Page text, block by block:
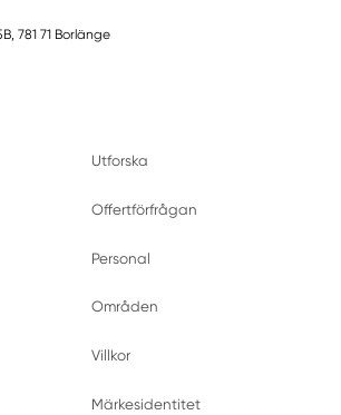
781 71 Borlänge
Utforska
Offertförfrågan
Personal
Områden
Villkor
Märkesidentitet